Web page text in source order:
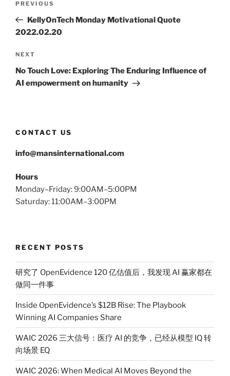
Previous
Post
PREVIOUS
KellyOnTech Monday Motivational Quote
2022.02.20
Next
Post
NEXT
No Touch Love: Exploring The Enduring Influence of
AI empowerment on humanity
CONTACT US
info@mansinternational.com
Hours
Monday–Friday: 9:00AM–5:00PM
Saturday: 11:00AM–3:00PM
RECENT POSTS
研究了 OpenEvidence 120 亿估值后，我发现 AI 赢家都在
做同一件事
Inside OpenEvidence’s $12B Rise: The Playbook
Winning AI Companies Share
WAIC 2026 三大信号：医疗 AI 的竞争，已经从模型 IQ 转
向场景 EQ
WAIC 2026: When Medical AI Moves Beyond the